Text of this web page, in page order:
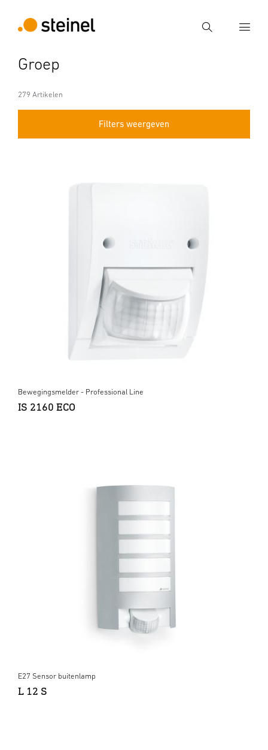
Zoek
Groep
279 Artikelen
Filters weergeven
Bewegingsmelder - Professional Line
IS 2160 ECO
E27 Sensor buitenlamp
L 12 S